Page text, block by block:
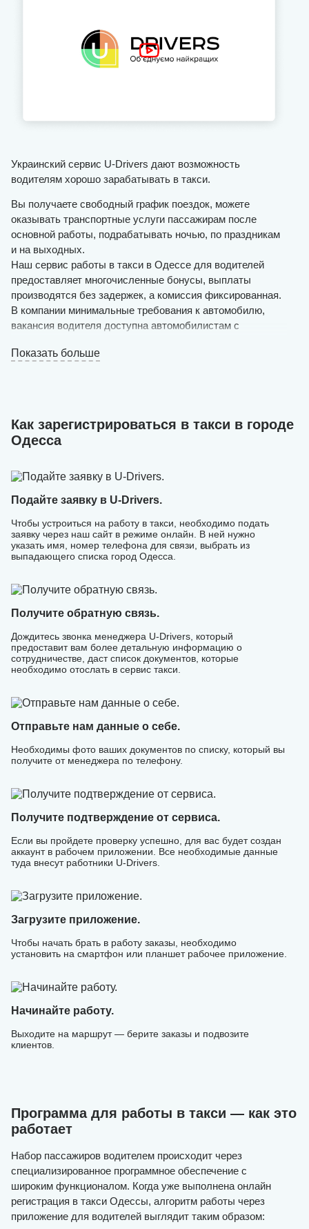
Украинский сервис U-Drivers дают возможность
водителям хорошо зарабатывать в такси.
Вы получаете свободный график поездок, можете
оказывать транспортные услуги пассажирам после
основной работы, подрабатывать ночью, по праздникам
и на выходных.
Наш сервис работы в такси в Одессе для водителей
предоставляет многочисленные бонусы, выплаты
производятся без задержек, а комиссия фиксированная.
В компании минимальные требования к автомобилю,
вакансия водителя доступна автомобилистам с
Регистрация быстрая, можно уже в течение дня
статистику, выстраивать маршруты, оставлять отзывы и
многое другое.
возникающие проблемы, предоставит рекомендации, как
водителю себя вести в нестандартных ситуациях.
Показать больше
Как зарегистрироваться в такси в городе
Одесса
Подайте заявку в U-Drivers.
Чтобы устроиться на работу в такси, необходимо подать
заявку через наш сайт в режиме онлайн. В ней нужно
указать имя, номер телефона для связи, выбрать из
выпадающего списка город Одесса.
Получите обратную связь.
Дождитесь звонка менеджера U-Drivers, который
предоставит вам более детальную информацию о
сотрудничестве, даст список документов, которые
необходимо отослать в сервис такси.
Отправьте нам данные о себе.
Необходимы фото ваших документов по списку, который вы
получите от менеджера по телефону.
Получите подтверждение от сервиса.
Если вы пройдете проверку успешно, для вас будет создан
аккаунт в рабочем приложении. Все необходимые данные
туда внесут работники U-Drivers.
Загрузите приложение.
Чтобы начать брать в работу заказы, необходимо
установить на смартфон или планшет рабочее приложение.
Начинайте работу.
Выходите на маршрут — берите заказы и подвозите
клиентов.
Программа для работы в такси — как это
работает
Набор пассажиров водителем происходит через
специализированное программное обеспечение с
широким функционалом. Когда уже выполнена онлайн
регистрация в такси Одессы, алгоритм работы через
приложение для водителей выглядит таким образом: